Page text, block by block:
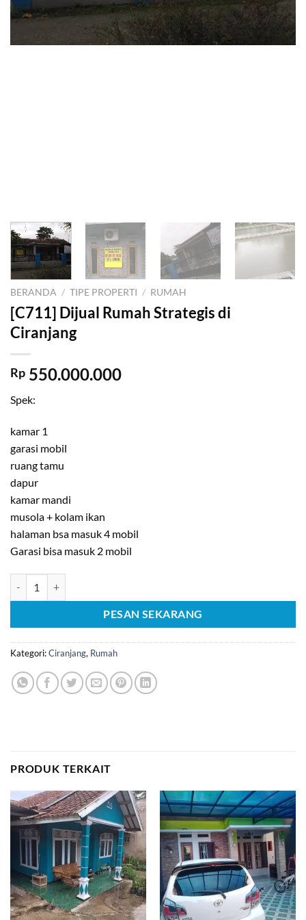
BERANDA / TIPE PROPERTI / RUMAH
[C711] Dijual Rumah Strategis di
Ciranjang
Rp 550.000.000
Spek:
kamar 1
garasi mobil
ruang tamu
dapur
kamar mandi
musola + kolam ikan
halaman bsa masuk 4 mobil
Garasi bisa masuk 2 mobil
PESAN SEKARANG
Kategori:Ciranjang, Rumah
PRODUK TERKAIT